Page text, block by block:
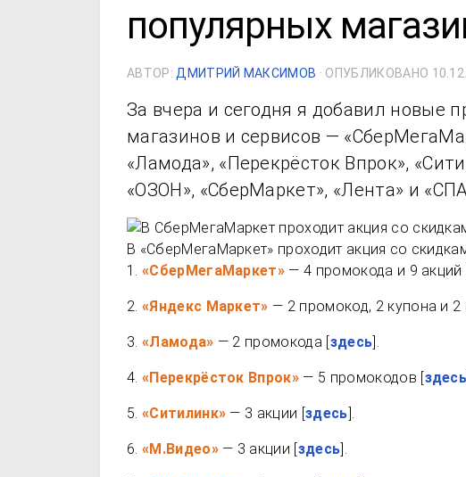
популярных
АВТОР: ДМИТРИЙ МАКСИМОВ · ОПУБЛИКОВАНО
За вчера и сегодня я добавил новые
магазинов и сервисов —
«Ламода», «Перекрёсток Впрок»,
«ОЗОН», «СберМаркет», «Лента» и
В «СберМегаМаркет» проходит акция со
1. «СберМегаМаркет» — 4 промокода и 9 акций
2. «Яндекс Маркет» — 2 промокод, 2 купона и 2
3. «Ламода» — 2 промокода [здесь].
4. «Перекрёсток Впрок» — 5 промокодов [
5. «Ситилинк» — 3 акции [здесь].
6. «М.Видео»— 3 акции [здесь].